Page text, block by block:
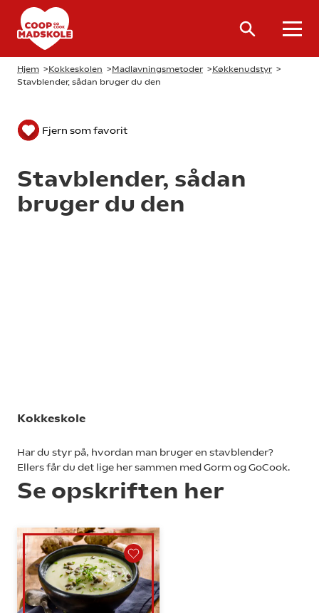
Hjem >Kokkeskolen >Madlavningsmetoder >Køkkenudstyr >
Stavblender, sådan bruger du den
Fjern som favorit
Stavblender, sådan
bruger du den
Kokkeskole
Har du styr på, hvordan man bruger en stavblender?
Ellers får du det lige her sammen med Gorm og GoCook.
Se opskriften her